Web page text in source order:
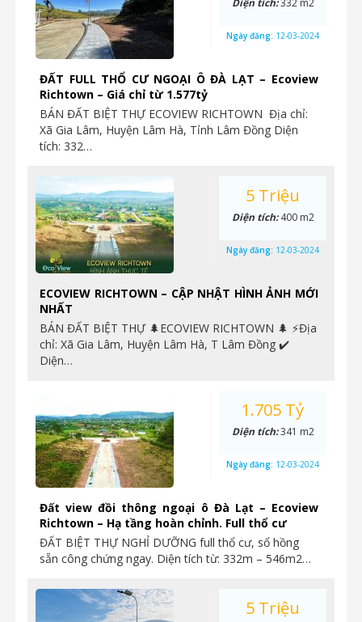
ĐẤT FULL THỔ CƯ NGOẠI Ô ĐÀ LẠT – Ecoview
Richtown – Giá chỉ từ 1.577tỷ
BÁN ĐẤT BIỆT THỰ ECOVIEW RICHTOWN Địa chỉ:
Xã Gia Lâm, Huyện Lâm Hà, Tỉnh Lâm Đồng Diện
tích: 332…
Diện tích:332 m2
Ngày đăng: 12-03-2024
ECOVIEW RICHTOWN – CẬP NHẬT HÌNH ẢNH MỚI
NHẤT
BÁN ĐẤT BIỆT THỰ 🌲ECOVIEW RICHTOWN 🌲 ⚡️Địa
chỉ: Xã Gia Lâm, Huyện Lâm Hà, T Lâm Đồng ✔️
Diện…
5 Triệu
Diện tích:400 m2
Ngày đăng: 12-03-2024
Đất view đồi thông ngoại ô Đà Lạt – Ecoview
Richtown – Hạ tầng hoàn chỉnh. Full thổ cư
ĐẤT BIỆT THỰ NGHỈ DƯỠNG full thổ cư, sổ hồng
sẵn công chứng ngay. Diện tích từ: 332m – 546m2…
1.705 Tỷ
Diện tích:341 m2
Ngày đăng: 12-03-2024
5 Triệu